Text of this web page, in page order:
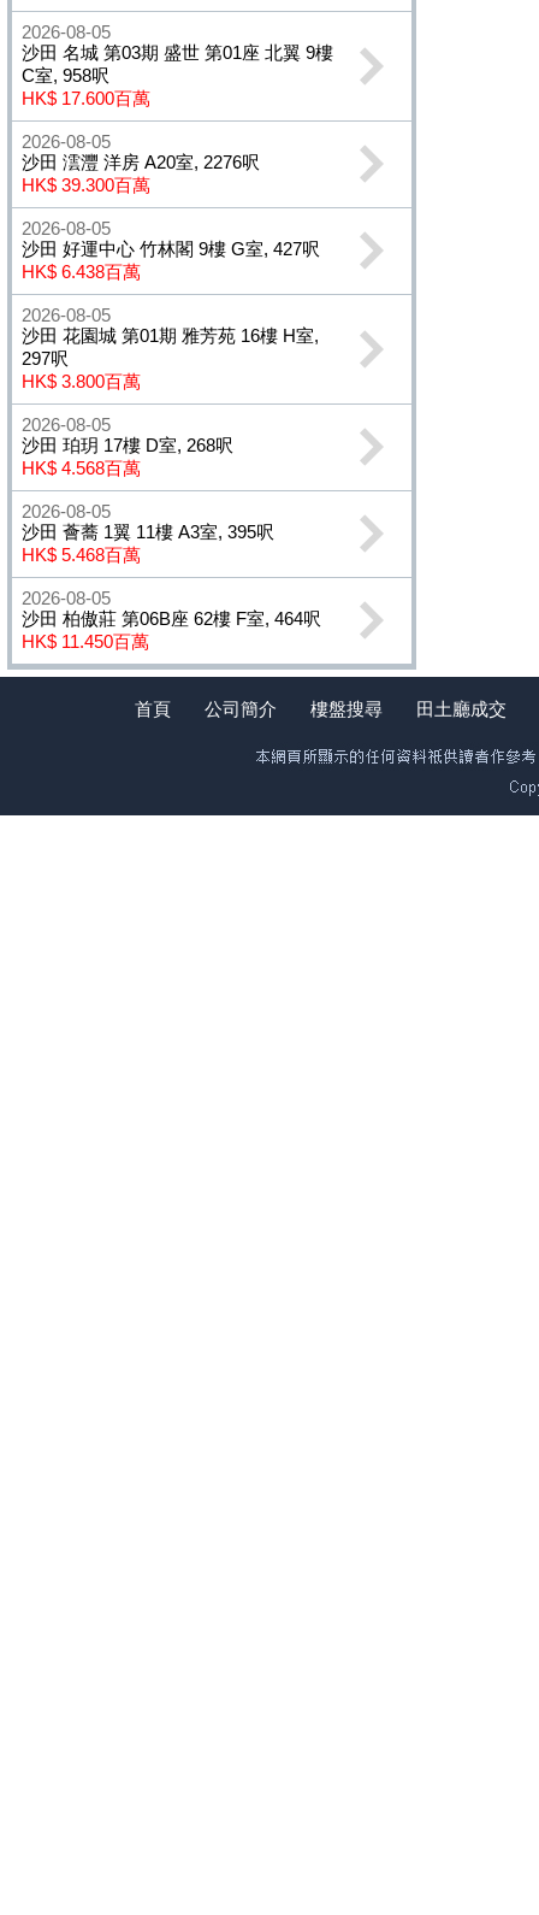
2026-08-05
沙田 名城 第03期 盛世 第01座 北翼 9樓
C室, 958呎
HK$ 17.600百萬
2026-08-05
沙田 澐灃 洋房 A20室, 2276呎
HK$ 39.300百萬
2026-08-05
沙田 好運中心 竹林閣 9樓 G室, 427呎
HK$ 6.438百萬
2026-08-05
沙田 花園城 第01期 雅芳苑 16樓 H室,
297呎
HK$ 3.800百萬
2026-08-05
沙田 珀玥 17樓 D室, 268呎
HK$ 4.568百萬
2026-08-05
沙田 薈蕎 1翼 11樓 A3室, 395呎
HK$ 5.468百萬
2026-08-05
沙田 柏傲莊 第06B座 62樓 F室, 464呎
HK$ 11.450百萬
首頁 公司簡介 樓盤搜尋 田土廳成交